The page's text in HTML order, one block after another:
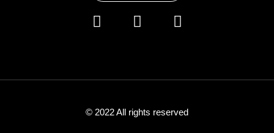
© 2022 All rights reserved